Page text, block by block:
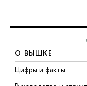
О ВЫШКЕ
Цифры и факты